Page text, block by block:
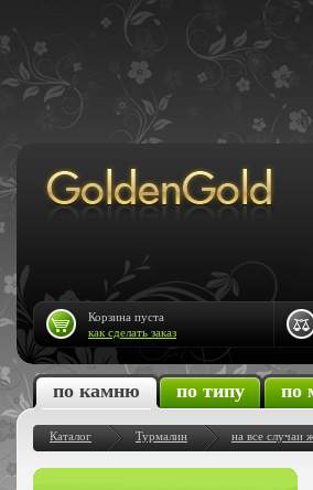
по камню по типу по
Каталог Турмалин на все случаи
Корзина пуста
как сделать заказ